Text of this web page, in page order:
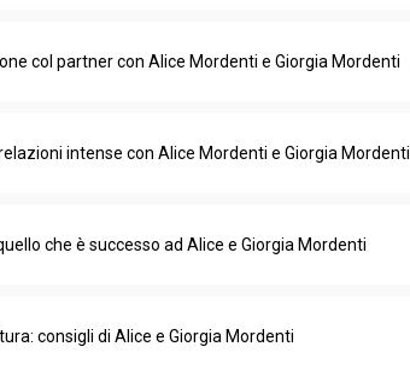
col partner con Alice Mordenti e Giorgia Mordenti
intense con Alice Mordenti e Giorgia Mordenti
che è successo ad Alice e Giorgia Mordenti
consigli di Alice e Giorgia Mordenti